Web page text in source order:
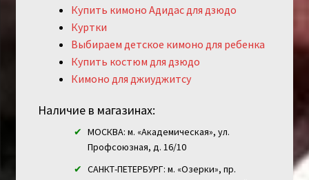
Купить кимоно Адидас для дзюдо
Куртки
Выбираем детское кимоно для ребенка
Купить костюм для дзюдо
Кимоно для джиуджитсу
Наличие в магазинах:
МОСКВА: м. «Академическая», ул.
Профсоюзная, д. 16/10
САНКТ-ПЕТЕРБУРГ: м. «Озерки», пр.